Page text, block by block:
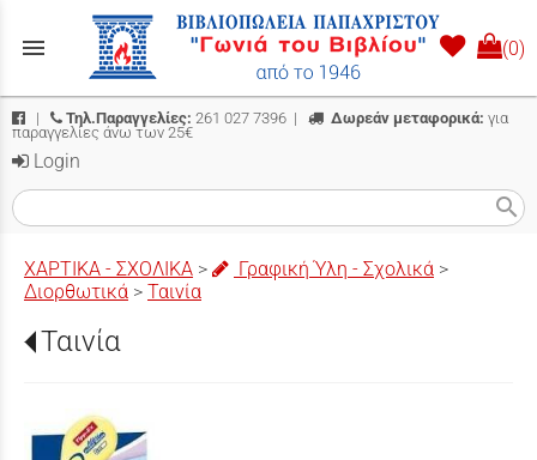
menu (0)
| Τηλ.Παραγγελίες: 261 027 7396 | Δωρεάν μεταφορικά: για
παραγγελίες άνω των 25€
Login
search
ΧΑΡΤΙΚΑ - ΣΧΟΛΙΚΑ > Γραφική Ύλη - Σχολικά >
Διορθωτικά > Ταινία
Ταινία